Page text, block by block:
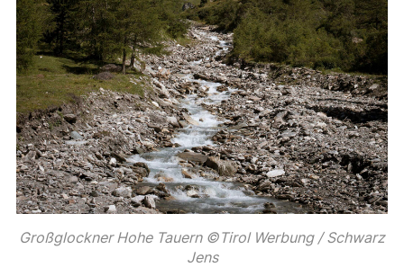
Großglockner Hohe Tauern ©Tirol Werbung / Schwarz
Jens